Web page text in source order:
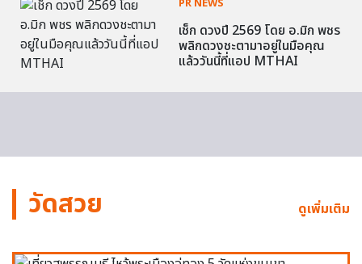
เช็ก ดวงปี 2569 โดย อ.มิก พชร
พลิกดวงชะตามาอยู่ในมือคุณ
แล้ววันนี้ที่แอป MTHAI
วัดสวย ดูเพิ่มเติม